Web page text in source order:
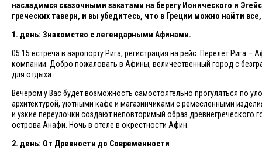
насладимся сказочными закатами на берегу Ионического и
греческих таверн, и вы убедитесь, что в Греции можно найти
1. день: Знакомство с легендарными Афинами.
05:15 встреча в аэропорту Рига, регистрация на рейс. Перелёт Рига
компании. Добро пожаловать в Афины, величественный город с
для отдыха.
Вечером у Вас будет возможность самостоятельно прогуляться по
архитектурой, уютными кафе и магазинчиками с ремесленными
и узкие переулочки создают неповторимый образ
острова Анафи. Ночь в отеле в окрестности Афин.
2. день: От Древности до Современности